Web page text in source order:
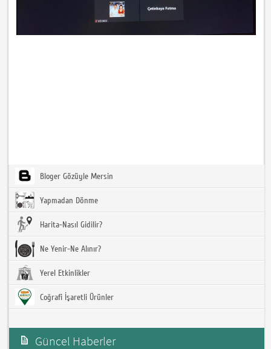
Bloger Gözüyle Mersin
Yapmadan Dönme
Harita-Nasıl Gidilir?
Ne Yenir-Ne Alınır?
Yerel Etkinlikler
Coğrafi İşaretli Ürünler
Güncel Haberler